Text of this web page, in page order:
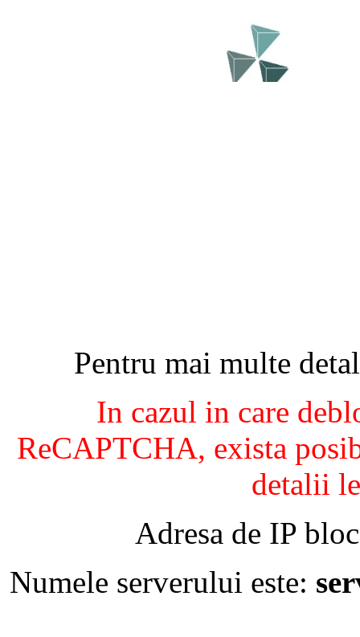
Pentru mai multe
In cazul in care
ReCAPTCHA, exista
detalii
Adresa de IP
Numele serverului este: